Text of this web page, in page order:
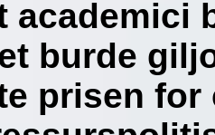
academici
burde
prisen